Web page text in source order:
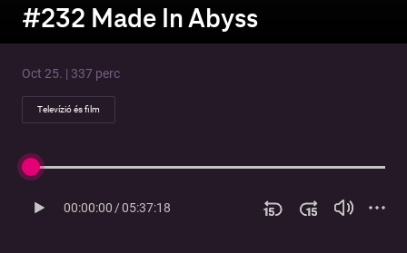
#232 Made In Abyss
Oct 25. | 337 perc
Televízió és film
00:00:00/05:37:18